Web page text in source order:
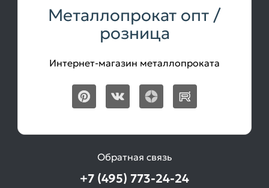
Металлопрокат опт /
розница
Интернет-магазин металлопроката
Обратная связь
+7 (495) 773-24-24